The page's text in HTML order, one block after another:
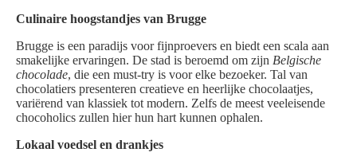
Culinaire hoogstandjes van Brugge
Brugge is een paradijs voor fijnproevers en biedt een scala aan
smakelijke ervaringen. De stad is beroemd om zijn Belgische
chocolade, die een must-try is voor elke bezoeker. Tal van
chocolatiers presenteren creatieve en heerlijke chocolaatjes,
variërend van klassiek tot modern. Zelfs de meest veeleisende
chocoholics zullen hier hun hart kunnen ophalen.
Lokaal voedsel en drankjes